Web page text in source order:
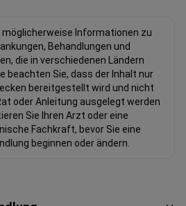
Informationen zu
Behandlungen und
die in verschiedenen Ländern
beachten Sie, dass der Inhalt nur
bereitgestellt wird und nicht
oder Anleitung ausgelegt werden
Sie Ihren Arzt oder eine
Fachkraft, bevor Sie eine
beginnen oder ändern.